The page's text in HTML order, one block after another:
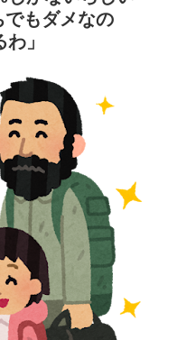
トって質の低いものが
色々と問題があるか
に不思議」
木技術の完全勝利をご
」「こういうのを見る
しない・・・」「あれ
万年ぶり史上最大級の
水支援に対する日本人
→「」
かった…」 日本を知っ
後『本家』に失望する
もダメなの
」